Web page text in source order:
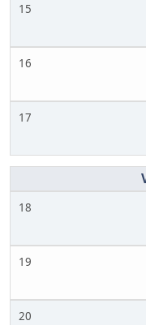
15
16
17
18
19
20